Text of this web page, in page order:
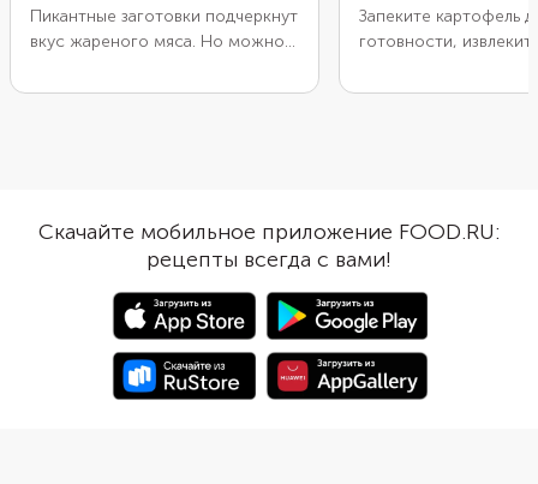
Пикантные заготовки подчеркнут
вкус жареного мяса. Но можно
приготовления гарнира. Просто
быстро и очень вкусно.
Картофель можно замариновать
впрок и хранить его в
холодильнике, подавая по мере
необходимости. Указанных
ингредиентов хватит на одну
банку объемом 500 мл.
Запеките картофель
готовности,
тертым сыром,
золотистой корочки.
суфле пропитается
ароматом бекона и
приятно
слегка запеченными
помидорами.
Скачайте мобильное приложение FOOD.RU:
рецепты всегда с вами!